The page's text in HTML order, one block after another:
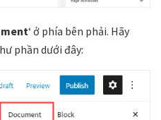
‘ ở phía bên phải. Hãy
phần dưới đây: